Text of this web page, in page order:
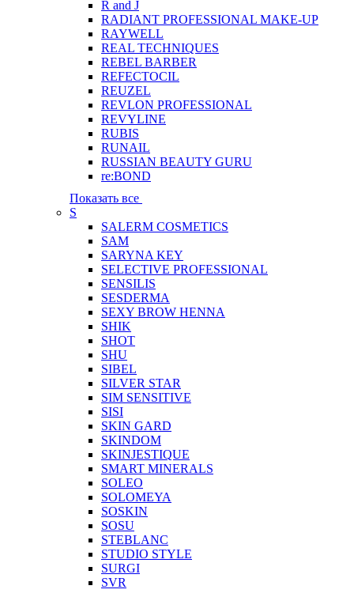
R and J
RADIANT PROFESSIONAL MAKE-UP
RAYWELL
REAL TECHNIQUES
REBEL BARBER
REFECTOCIL
REUZEL
REVLON PROFESSIONAL
REVYLINE
RUBIS
RUNAIL
RUSSIAN BEAUTY GURU
re:BOND
Показать все
S
SALERM COSMETICS
SAM
SARYNA KEY
SELECTIVE PROFESSIONAL
SENSILIS
SESDERMA
SEXY BROW HENNA
SHIK
SHOT
SHU
SIBEL
SILVER STAR
SIM SENSITIVE
SISI
SKIN GARD
SKINDOM
SKINJESTIQUE
SMART MINERALS
SOLEO
SOLOMEYA
SOSKIN
SOSU
STEBLANC
STUDIO STYLE
SURGI
SVR